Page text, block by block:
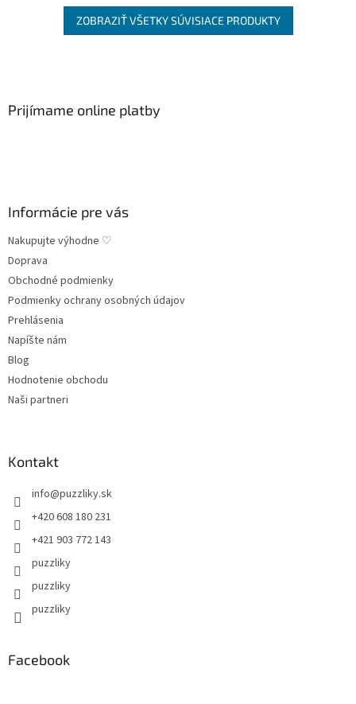
ZOBRAZIŤ VŠETKY SÚVISIACE PRODUKTY
Prijímame online platby
Informácie pre vás
Nakupujte výhodne ♡
Doprava
Obchodné podmienky
Podmienky ochrany osobných údajov
Prehlásenia
Napíšte nám
Blog
Hodnotenie obchodu
Naši partneri
Kontakt
info@puzzliky.sk
+420 608 180 231
+421 903 772 143
puzzliky
puzzliky
puzzliky
Facebook